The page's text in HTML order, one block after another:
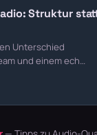
Struktur
Unterschied
und einem ech…